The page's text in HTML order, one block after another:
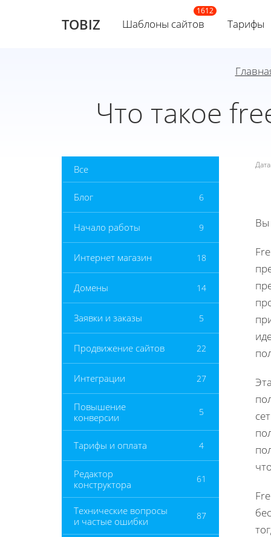
TOBIZ Шаблоны сайтов Тарифы
Что такое
Все
Блог 6
Начало работы 9
Интернет магазин 18
Домены 14
Заявки и заказы 5
Продвижение сайтов 22
Интеграции 27
Повышение
конверсии
5
Тарифы и оплата 4
Редактор
конструктора
61
Технические вопросы
и частые ошибки
87
Вы